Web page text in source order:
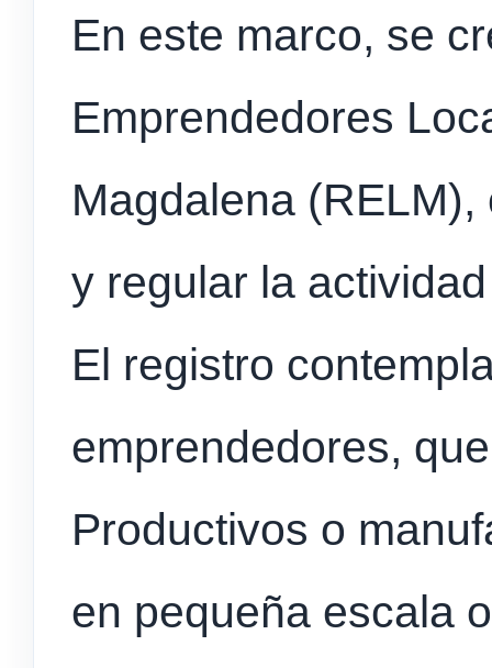
En este marco, se
Emprendedores
Magdalena
y regular la
El registro
emprendedores,
Productivos o
en pequeña escala